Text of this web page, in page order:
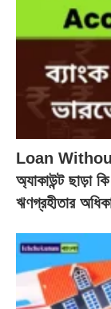
Loan
অ্যাকাউন্ট ছাড়া
ঋণগ্রহীতার